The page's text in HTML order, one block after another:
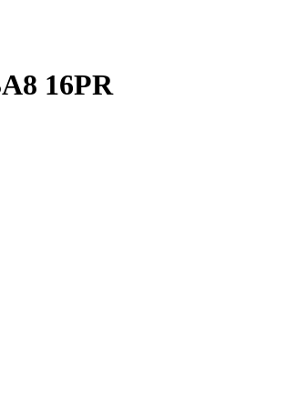
16PR